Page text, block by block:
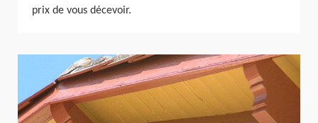
prix de vous décevoir.